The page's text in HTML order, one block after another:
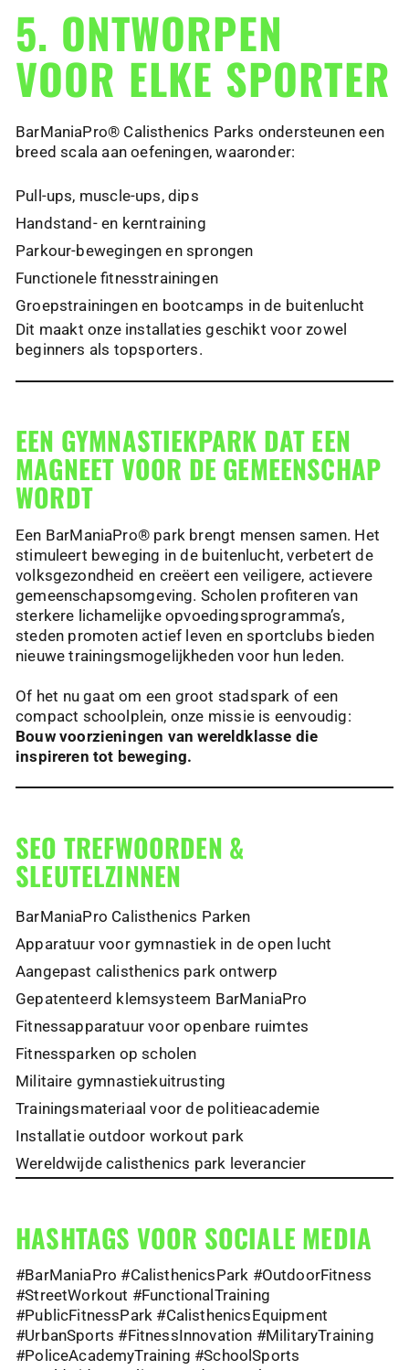
5. ONTWORPEN
VOOR ELKE SPORTER
BarManiaPro® Calisthenics Parks ondersteunen een
breed scala aan oefeningen, waaronder:
Pull-ups, muscle-ups, dips
Handstand- en kerntraining
Parkour-bewegingen en sprongen
Functionele fitnesstrainingen
Groepstrainingen en bootcamps in de buitenlucht
Dit maakt onze installaties geschikt voor zowel
beginners als topsporters.
EEN GYMNASTIEKPARK DAT EEN
MAGNEET VOOR DE GEMEENSCHAP
WORDT
Een BarManiaPro® park brengt mensen samen. Het
stimuleert beweging in de buitenlucht, verbetert de
volksgezondheid en creëert een veiligere, actievere
gemeenschapsomgeving. Scholen profiteren van
sterkere lichamelijke opvoedingsprogramma’s,
steden promoten actief leven en sportclubs bieden
nieuwe trainingsmogelijkheden voor hun leden.
Of het nu gaat om een groot stadspark of een
compact schoolplein, onze missie is eenvoudig:
Bouw voorzieningen van wereldklasse die
inspireren tot beweging.
SEO TREFWOORDEN &
SLEUTELZINNEN
BarManiaPro Calisthenics Parken
Apparatuur voor gymnastiek in de open lucht
Aangepast calisthenics park ontwerp
Gepatenteerd klemsysteem BarManiaPro
Fitnessapparatuur voor openbare ruimtes
Fitnessparken op scholen
Militaire gymnastiekuitrusting
Trainingsmateriaal voor de politieacademie
Installatie outdoor workout park
Wereldwijde calisthenics park leverancier
HASHTAGS VOOR SOCIALE MEDIA
#BarManiaPro #CalisthenicsPark #OutdoorFitness
#StreetWorkout #FunctionalTraining
#PublicFitnessPark #CalisthenicsEquipment
#UrbanSports #FitnessInnovation #MilitaryTraining
#PoliceAcademyTraining #SchoolSports